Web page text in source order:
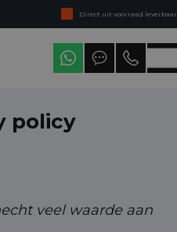
Direct uit voorraad leverbaar
Levering in heel Nederland
policy
veel waarde aan